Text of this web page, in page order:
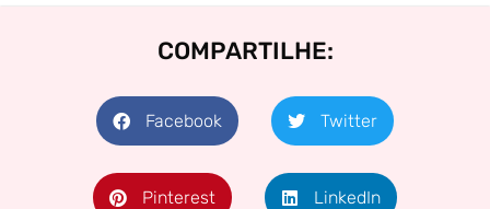
COMPARTILHE:
Facebook Twitter
Pinterest LinkedIn